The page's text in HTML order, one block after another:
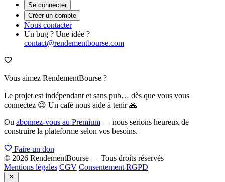
Se connecter
Créer un compte
Nous contacter
Un bug ? Une idée ?
contact@rendementbourse.com
Vous aimez RendementBourse ?
Le projet est indépendant et sans pub… dès que vous vous
connectez 😉 Un café nous aide à tenir 🙏
Ou abonnez-vous au Premium — nous serions heureux de
construire la plateforme selon vos besoins.
Faire un don
© 2026 RendementBourse — Tous droits réservés
Mentions légales CGV Consentement RGPD